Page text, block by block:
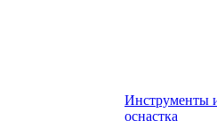
Инструменты
оснастка